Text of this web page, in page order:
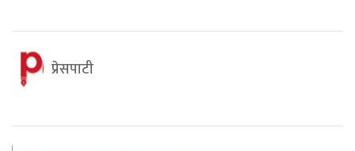
प्रेसपाटी